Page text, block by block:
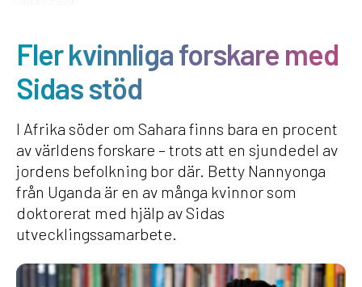
Fler kvinnliga forskare med
Sidas stöd
I Afrika söder om Sahara finns bara en procent
av världens forskare – trots att en sjundedel av
jordens befolkning bor där. Betty Nannyonga
från Uganda är en av många kvinnor som
doktorerat med hjälp av Sidas
utvecklingssamarbete.